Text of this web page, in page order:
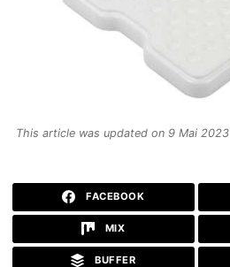
This article was updated on 9 Mai 2023
FACEBOOK
MIX
BUFFER